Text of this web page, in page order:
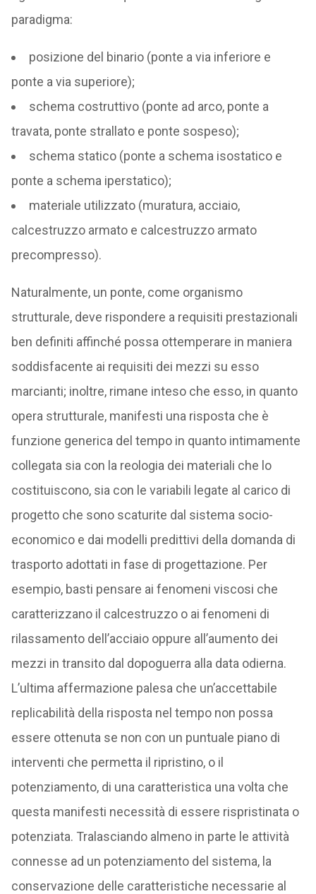
paradigma:
posizione del binario (ponte a via inferiore e
ponte a via superiore);
schema costruttivo (ponte ad arco, ponte a
travata, ponte strallato e ponte sospeso);
schema statico (ponte a schema isostatico e
ponte a schema iperstatico);
materiale utilizzato (muratura, acciaio,
calcestruzzo armato e calcestruzzo armato
precompresso).
Naturalmente, un ponte, come organismo
strutturale, deve rispondere a requisiti prestazionali
ben definiti affinché possa ottemperare in maniera
soddisfacente ai requisiti dei mezzi su esso
marcianti; inoltre, rimane inteso che esso, in quanto
opera strutturale, manifesti una risposta che è
funzione generica del tempo in quanto intimamente
collegata sia con la reologia dei materiali che lo
costituiscono, sia con le variabili legate al carico di
progetto che sono scaturite dal sistema socio-
economico e dai modelli predittivi della domanda di
trasporto adottati in fase di progettazione. Per
esempio, basti pensare ai fenomeni viscosi che
caratterizzano il calcestruzzo o ai fenomeni di
rilassamento dell’acciaio oppure all’aumento dei
mezzi in transito dal dopoguerra alla data odierna.
L’ultima affermazione palesa che un’accettabile
replicabilità della risposta nel tempo non possa
essere ottenuta se non con un puntuale piano di
interventi che permetta il ripristino, o il
potenziamento, di una caratteristica una volta che
questa manifesti necessità di essere rispristinata o
potenziata. Tralasciando almeno in parte le attività
connesse ad un potenziamento del sistema, la
conservazione delle caratteristiche necessarie al